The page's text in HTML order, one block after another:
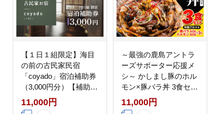
【１日１組限定】海目
の前の古民家民宿
「coyado」宿泊補助券
（3,000円分）【補助券
宿泊 古民家 海 茨城県
鹿嶋市 観光 旅行 15000
11,000円
～最強の鹿島アントラ
ーズサポーター応援メ
シ～ かしまし豚のホル
モン×豚バラ丼 3食セッ
ト 特製だれ付き（炭火
焼）【かしまし豚 ホル
11,000円